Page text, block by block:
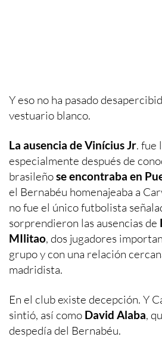
Y eso no ha pasado
vestuario blanco.
La ausencia de Vinícius Jr. fue
especialmente después de
brasileñose encontraba en
el Bernabéu homenajeaba a
no fue el único futbolista
sorprendieron las ausencias de
MIlitao, dos jugadores
grupo y con una relación
madridista.
En el club existe decepción. Y
sintió, así como David Alaba,
despedía del Bernabéu.